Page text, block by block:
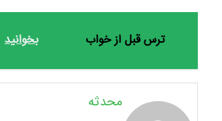
بخوانید ترس قبل از خواب
محدثه